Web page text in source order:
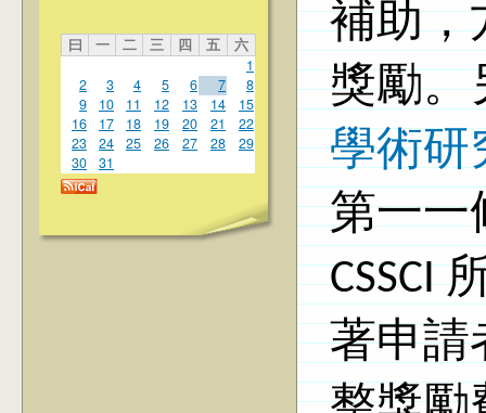
曰 一 二 三 四 五
六
1
2
3 4 5 6 7
8
9
10 11 12 13 14
15
16
17 18 19 20 21
22
23
24 25 26 27 28
29
30
31
補助，
獎勵。
學術研
第一一
CSSCI
著申請